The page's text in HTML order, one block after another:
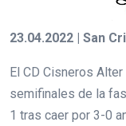
23.04.2022 | San
El CD Cisneros
semifinales de la
1 tras caer por 3-0